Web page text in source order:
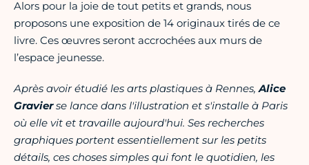
Alors pour la joie de tout petits et grands, nous
proposons une exposition de 14 originaux tirés de ce
livre. Ces œuvres seront accrochées aux murs de
l’espace jeunesse.
Après avoir étudié les arts plastiques à Rennes,Alice
Gravierse lance dans l'illustration et s'installe à Paris
où elle vit et travaille aujourd'hui. Ses recherches
graphiques portent essentiellement sur les petits
détails, ces choses simples qui font le quotidien, les